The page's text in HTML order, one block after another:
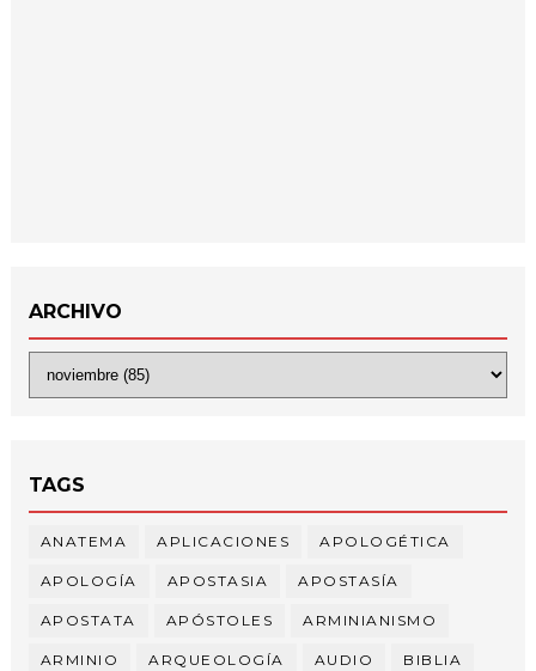
ARCHIVO
TAGS
ANATEMA APLICACIONES APOLOGÉTICA
APOLOGÍA APOSTASIA APOSTASÍA
APOSTATA APÓSTOLES ARMINIANISMO
ARMINIO ARQUEOLOGÍA AUDIO BIBLIA